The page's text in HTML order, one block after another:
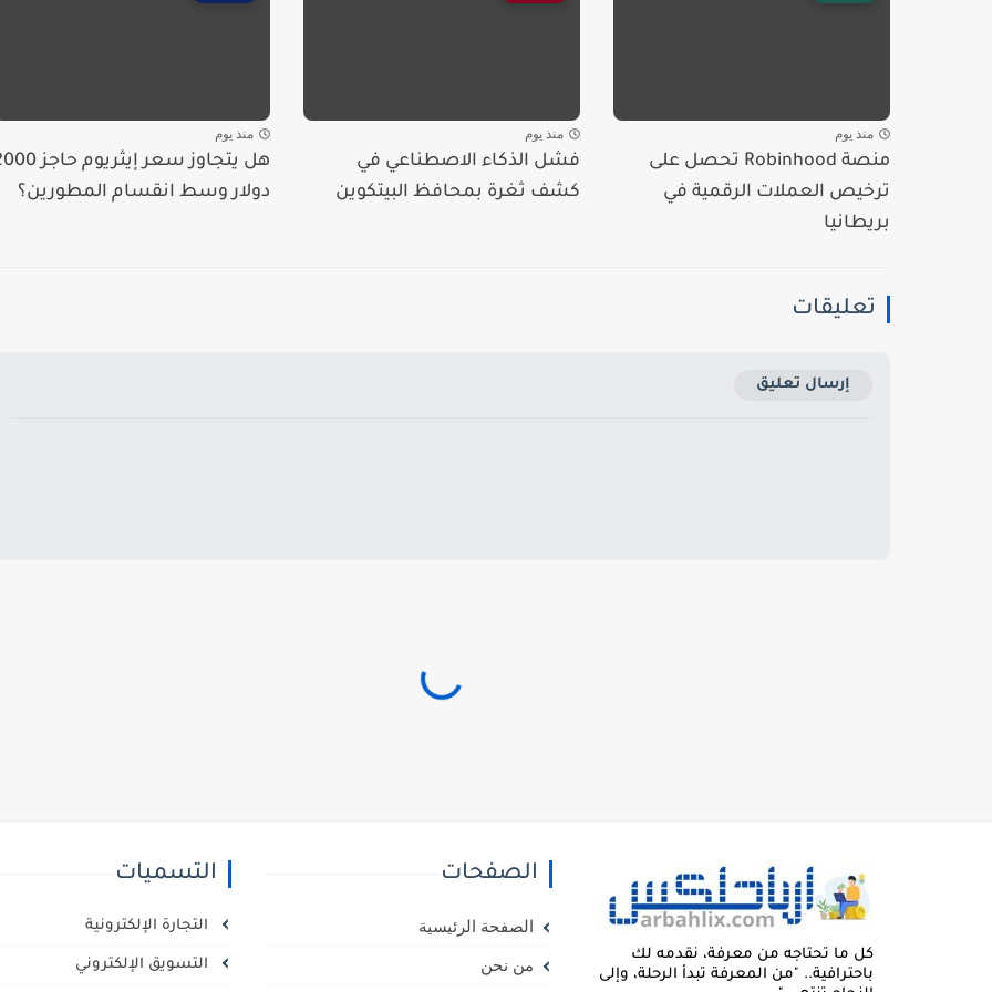
منذ يوم
منصة Robinhood تحصل على
ترخيص العملات الرقمية في
بريطانيا
منذ يوم
فشل الذكاء الاصطناعي في
كشف ثغرة بمحافظ البيتكوين
منذ يوم
هل يتجاوز سعر إيثريوم
دولار وسط انقسام المطورين؟
تعليقات
إرسال تعليق
كل ما تحتاجه من معرفة، نقدمه لك
باحترافية.. "من المعرفة تبدأ الرحلة، وإلى
الصفحات
الصفحة الرئيسية
من نحن
التسميات
التجارة الإلكترونية
التسويق الإلكتروني